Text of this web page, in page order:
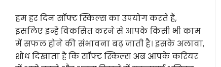
हम हर दिन सॉफ्ट स्किल्स का उपयोग करते हैं,
इसलिए इन्हें विकसित करने से आपके किसी भी काम
में सफल होने की संभावना बढ़ जाती है। इसके अलावा,
शोध दिखाता है कि सॉफ्ट स्किल्स अब आपके करियर